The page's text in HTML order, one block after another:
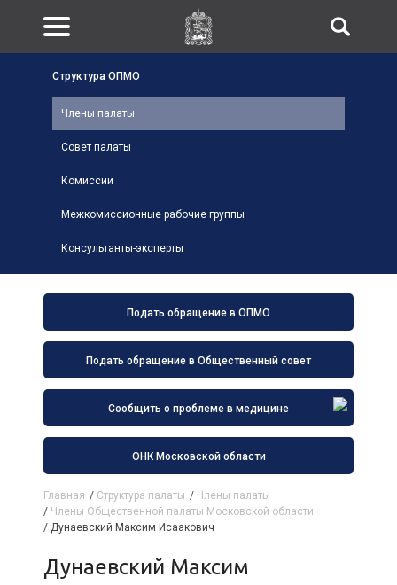
Подать обращение в ОПМО
Подать обращение в Общественный совет
Сообщить о проблеме в медицине
ОНК Московской области
Структура ОПМО
Члены палаты
Совет палаты
Комиссии
Межкомиссионные рабочие группы
Консультанты-эксперты
Главная / Структура палаты / Члены палаты
/ Члены Общественной палаты Московской области
/ Дунаевский Максим Исаакович
Дунаевский Максим